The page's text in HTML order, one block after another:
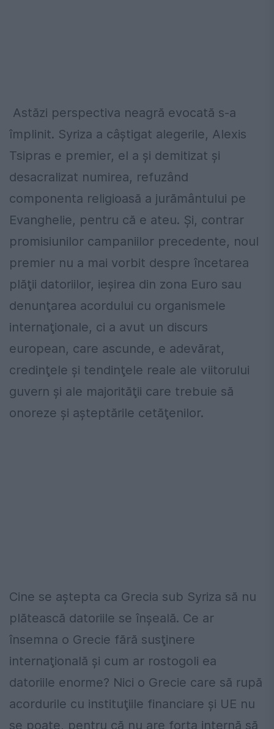
Astăzi perspectiva neagră evocată s-a
împlinit. Syriza a câștigat alegerile, Alexis
Tsipras e premier, el a și demitizat și
desacralizat numirea, refuzând
componenta religioasă a jurământului pe
Evanghelie, pentru că e ateu. Și, contrar
promisiunilor campaniilor precedente, noul
premier nu a mai vorbit despre încetarea
plăţii datoriilor, ieșirea din zona Euro sau
denunţarea acordului cu organismele
internaţionale, ci a avut un discurs
european, care ascunde, e adevărat,
credinţele și tendinţele reale ale viitorului
guvern și ale majorităţii care trebuie să
onoreze și așteptările cetăţenilor.
Cine se aștepta ca Grecia sub Syriza să nu
plătească datoriile se înșeală. Ce ar
însemna o Grecie fără susţinere
internaţională și cum ar rostogoli ea
datoriile enorme? Nici o Grecie care să rupă
acordurile cu instituţiile financiare și UE nu
se poate, pentru că nu are forţa internă să